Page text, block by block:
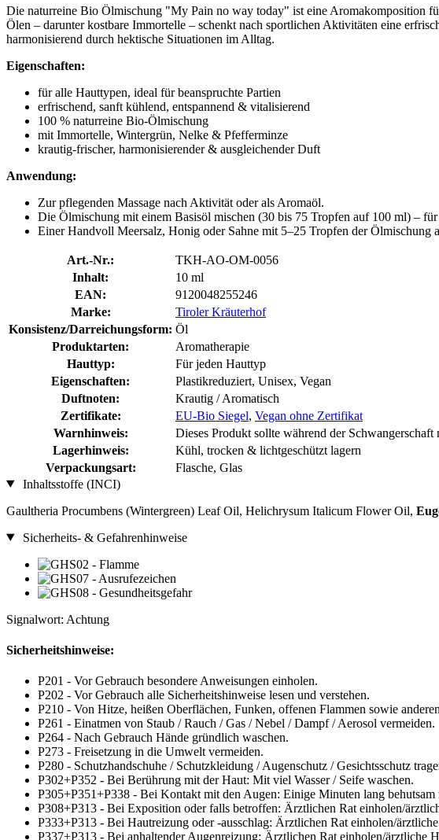
Die naturreine Bio Ölmischung "My Pain no way today" ist eine Aromakomposition
Ölen – darunter kostbare Immortelle – schenkt nach sportlichen Aktivitäten eine
harmonisierend durch hektische Situationen im Alltag.
Eigenschaften:
für alle Hauttypen, ideal für beanspruchte Partien
erfrischend, sanft kühlend, entspannend & vitalisierend
100 % naturreine Bio-Ölmischung
mit Immortelle, Wintergrün, Nelke & Pfefferminze
krautig-frischer, harmonisierender & ausgleichender Duft
Anwendung:
Zur pflegenden Massage nach Aktivität oder als Aromaöl.
Die Ölmischung mit einem Basisöl mischen (30 bis 75 Tropfen auf 100 ml) –
Einer Handvoll Meersalz, Honig oder Sahne mit 5–25 Tropfen der Ölmischung
Art.-Nr.:
TKH-AO-OM-0056
Inhalt:
10 ml
EAN:
9120048255246
Marke:
Tiroler Kräuterhof
Konsistenz/Darreichungsform: Öl
Produktarten:
Aromatherapie
Hauttyp:
Für jeden Hauttyp
Eigenschaften:
Plastikreduziert, Unisex, Vegan
Duftnoten:
Krautig / Aromatisch
Zertifikate:
EU-Bio Siegel, Vegan ohne Zertifikat
Warnhinweis:
Dieses Produkt sollte während der
Lagerhinweis:
Kühl, trocken & lichtgeschützt lagern
Verpackungsart:
Flasche, Glas
Inhaltsstoffe (INCI)
Gaultheria Procumbens (Wintergreen) Leaf Oil, Helichrysum Italicum Flower Oil,
Sicherheits- & Gefahrenhinweise
Signalwort: Achtung
Sicherheitshinweise:
P201 - Vor Gebrauch besondere Anweisungen einholen.
P202 - Vor Gebrauch alle Sicherheitshinweise lesen und verstehen.
P210 - Von Hitze, heißen Oberflächen, Funken, offenen Flammen sowie
P261 - Einatmen von Staub / Rauch / Gas / Nebel / Dampf / Aerosol vermeiden.
P264 - Nach Gebrauch Hände gründlich waschen.
P273 - Freisetzung in die Umwelt vermeiden.
P280 - Schutzhandschuhe / Schutzkleidung / Augenschutz / Gesichtsschutz
P302+P352 - Bei Berührung mit der Haut: Mit viel Wasser / Seife waschen.
P305+P351+P338 - Bei Kontakt mit den Augen: Einige Minuten lang
P308+P313 - Bei Exposition oder falls betroffen: Ärztlichen Rat einholen/
P333+P313 - Bei Hautreizung oder -ausschlag: Ärztlichen Rat einholen/
P337+P313 - Bei anhaltender Augenreizung: Ärztlichen Rat einholen/ärztliche